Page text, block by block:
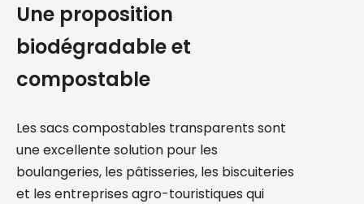
Une proposition
biodégradable et
compostable
Les sacs compostables transparents sont
une excellente solution pour les
boulangeries, les pâtisseries, les biscuiteries
et les entreprises agro-touristiques qui